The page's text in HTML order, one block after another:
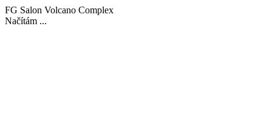
FG Salon Volcano Complex
Načítám ...